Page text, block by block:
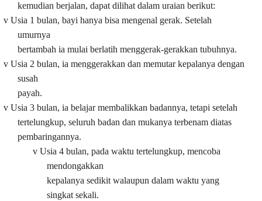
kemudian berjalan, dapat dilihat dalam uraian berikut:
v Usia 1 bulan, bayi hanya bisa mengenal gerak. Setelah
umurnya
bertambah ia mulai berlatih menggerak-gerakkan tubuhnya.
v Usia 2 bulan, ia menggerakkan dan memutar kepalanya dengan
susah
payah.
v Usia 3 bulan, ia belajar membalikkan badannya, tetapi setelah
tertelungkup, seluruh badan dan mukanya terbenam diatas
pembaringannya.
v Usia 4 bulan, pada waktu tertelungkup, mencoba
mendongakkan
kepalanya sedikit walaupun dalam waktu yang
singkat sekali.